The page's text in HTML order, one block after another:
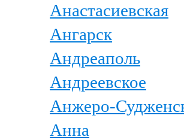
Анастасиевская
Ангарск
Андреаполь
Андреевское
Анжеро-
Анна